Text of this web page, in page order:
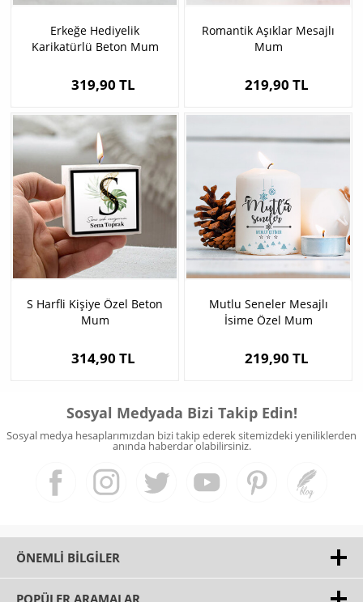
Erkeğe Hediyelik
Karikatürlü Beton Mum
319,90 TL
Romantik Aşıklar Mesajlı
Mum
219,90 TL
S Harfli Kişiye Özel Beton
Mum
314,90 TL
Mutlu Seneler Mesajlı
İsime Özel Mum
219,90 TL
Sosyal Medyada Bizi Takip Edin!
Sosyal medya hesaplarımızdan bizi takip ederek sitemizdeki yeniliklerden
anında haberdar olabilirsiniz.
ÖNEMLI BILGILER